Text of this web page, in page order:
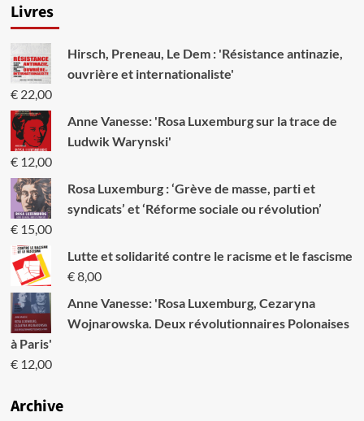
Livres
Hirsch, Preneau, Le Dem : 'Résistance antinazie,
ouvrière et internationaliste'
€22,00
Anne Vanesse: 'Rosa Luxemburg sur la trace de
Ludwik Warynski'
€12,00
Rosa Luxemburg : ‘Grève de masse, parti et
syndicats’ et ‘Réforme sociale ou révolution’
€15,00
Lutte et solidarité contre le racisme et le fascisme
€8,00
Anne Vanesse: 'Rosa Luxemburg, Cezaryna
Wojnarowska. Deux révolutionnaires Polonaises
à Paris'
€12,00
Archive